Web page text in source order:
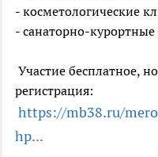
- косметологические
- санаторно-
Участие бесплатное,
регистрация:
https://mb38.ru/
hp...